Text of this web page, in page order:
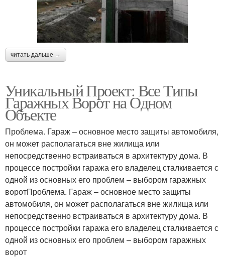
читать дальше →
Уникальный Проект: Все Типы
Гаражных Ворот на Одном
Объекте
Проблема. Гараж – основное место защиты автомобиля,
он может располагаться вне жилища или
непосредственно встраиваться в архитектуру дома. В
процессе постройки гаража его владелец сталкивается с
одной из основных его проблем – выбором гаражных
воротПроблема. Гараж – основное место защиты
автомобиля, он может располагаться вне жилища или
непосредственно встраиваться в архитектуру дома. В
процессе постройки гаража его владелец сталкивается с
одной из основных его проблем – выбором гаражных
ворот